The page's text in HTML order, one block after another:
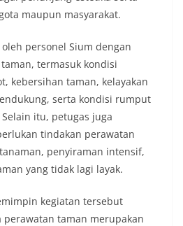
maupun masyarakat.
personel Sium dengan
termasuk kondisi
kebersihan taman, kelayakan
serta kondisi rumput
itu, petugas juga
tindakan perawatan
penyiraman intensif,
yang tidak lagi layak.
kegiatan tersebut
perawatan taman merupakan